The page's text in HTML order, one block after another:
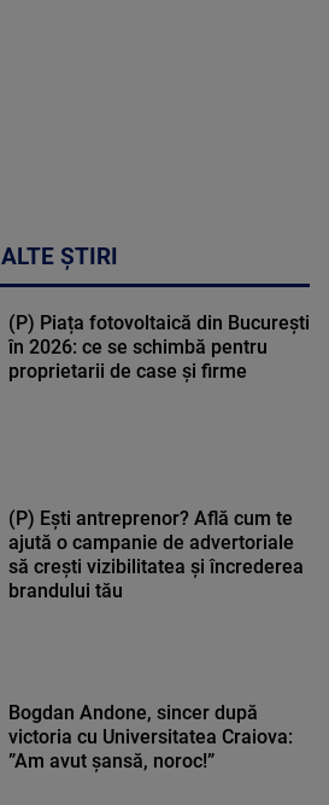
ALTE ȘTIRI
(P) Piața fotovoltaică din București
în 2026: ce se schimbă pentru
proprietarii de case și firme
(P) Ești antreprenor? Află cum te
ajută o campanie de advertoriale
să crești vizibilitatea și încrederea
brandului tău
Bogdan Andone, sincer după
victoria cu Universitatea Craiova:
”Am avut șansă, noroc!”